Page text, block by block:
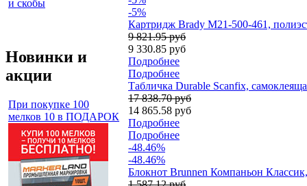
и скобы
Новинки и
акции
При покупке 100
мелков 10 в ПОДАРОК
-5%
Картридж Brady M21-500-461,
9 821.95 руб
9 330.85 руб
Подробнее
Подробнее
Табличка Durable Scanfix,
17 838.70 руб
14 865.58 руб
Подробнее
Подробнее
-48.46%
-48.46%
Блокнот Brunnen Компаньон